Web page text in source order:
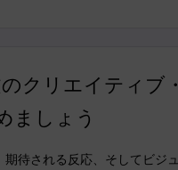
クリエイティブ
ましょう
期待される反応、そしてビジ